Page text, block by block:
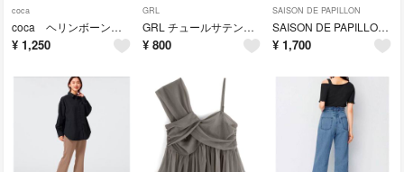
coca
coca ヘリンボーンストライプノースリーブブラウス
¥ 1,250
GRL
GRL チュールサテンリボンストラップペプラムビスチェ
¥ 800
SAISON DE PAPILLON
SAISON DE PAPILLON クルーネックワッフル生地カーディガン
¥ 1,700